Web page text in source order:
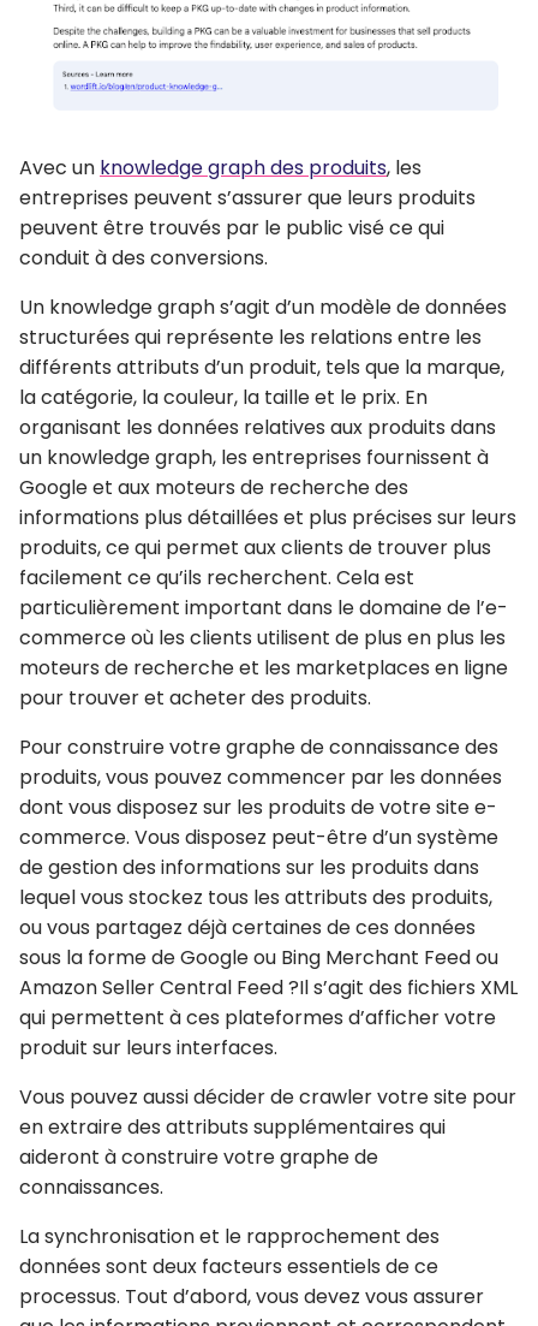
Avec un knowledge graph des produits, les
entreprises peuvent s’assurer que leurs produits
peuvent être trouvés par le public visé ce qui
conduit à des conversions.
Un knowledge graph s’agit d’un modèle de données
structurées qui représente les relations entre les
différents attributs d’un produit, tels que la marque,
la catégorie, la couleur, la taille et le prix. En
organisant les données relatives aux produits dans
un knowledge graph, les entreprises fournissent à
Google et aux moteurs de recherche des
informations plus détaillées et plus précises sur leurs
produits, ce qui permet aux clients de trouver plus
facilement ce qu’ils recherchent. Cela est
particulièrement important dans le domaine de l’e-
commerce où les clients utilisent de plus en plus les
moteurs de recherche et les marketplaces en ligne
pour trouver et acheter des produits.
Pour construire votre graphe de connaissance des
produits, vous pouvez commencer par les données
dont vous disposez sur les produits de votre site e-
commerce. Vous disposez peut-être d’un système
de gestion des informations sur les produits dans
lequel vous stockez tous les attributs des produits,
ou vous partagez déjà certaines de ces données
sous la forme de Google ou Bing Merchant Feed ou
Amazon Seller Central Feed ?Il s’agit des fichiers XML
qui permettent à ces plateformes d’afficher votre
produit sur leurs interfaces.
Vous pouvez aussi décider de crawler votre site pour
en extraire des attributs supplémentaires qui
aideront à construire votre graphe de
connaissances.
La synchronisationet le rapprochement des
données sont deux facteurs essentiels de ce
processus. Tout d’abord, vous devez vous assurer